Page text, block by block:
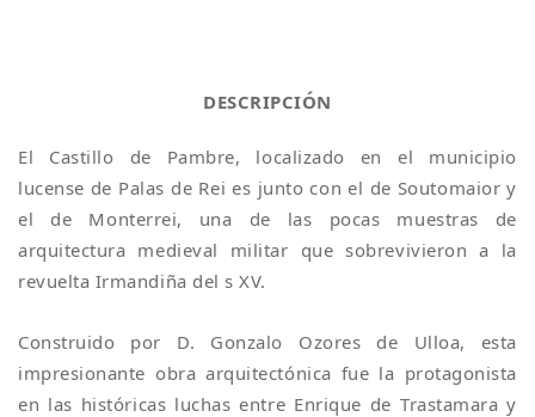
DESCRIPCIÓN
El Castillo de Pambre, localizado en el municipio
lucense de Palas de Rei es junto con el de Soutomaior y
el de Monterrei, una de las pocas muestras de
arquitectura medieval militar que sobrevivieron a la
revuelta Irmandiña del s XV.
Construido por D. Gonzalo Ozores de Ulloa, esta
impresionante obra arquitectónica fue la protagonista
en las históricas luchas entre Enrique de Trastamara y